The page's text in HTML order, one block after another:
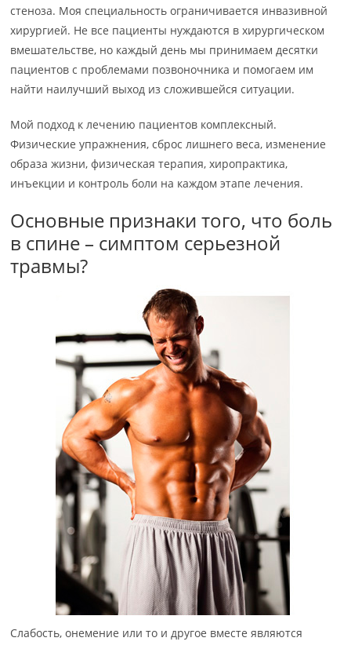
стеноза. Моя специальность ограничивается инвазивной
хирургией. Не все пациенты нуждаются в хирургическом
вмешательстве, но каждый день мы принимаем десятки
пациентов с проблемами позвоночника и помогаем им
найти наилучший выход из сложившейся ситуации.
Мой подход к лечению пациентов комплексный.
Физические упражнения, сброс лишнего веса, изменение
образа жизни, физическая терапия, хиропрактика,
инъекции и контроль боли на каждом этапе лечения.
Основные признаки того, что боль
в спине – симптом серьезной
травмы?
Слабость, онемение или то и другое вместе являются